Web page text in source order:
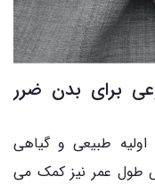
برای بدن ضرر
اولیه طبیعی و گیاهی
طول عمر نیز کمک می